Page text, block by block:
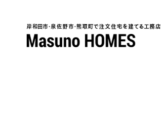
岸和田市・泉佐野市・熊取町で注文住宅を建てる工務店